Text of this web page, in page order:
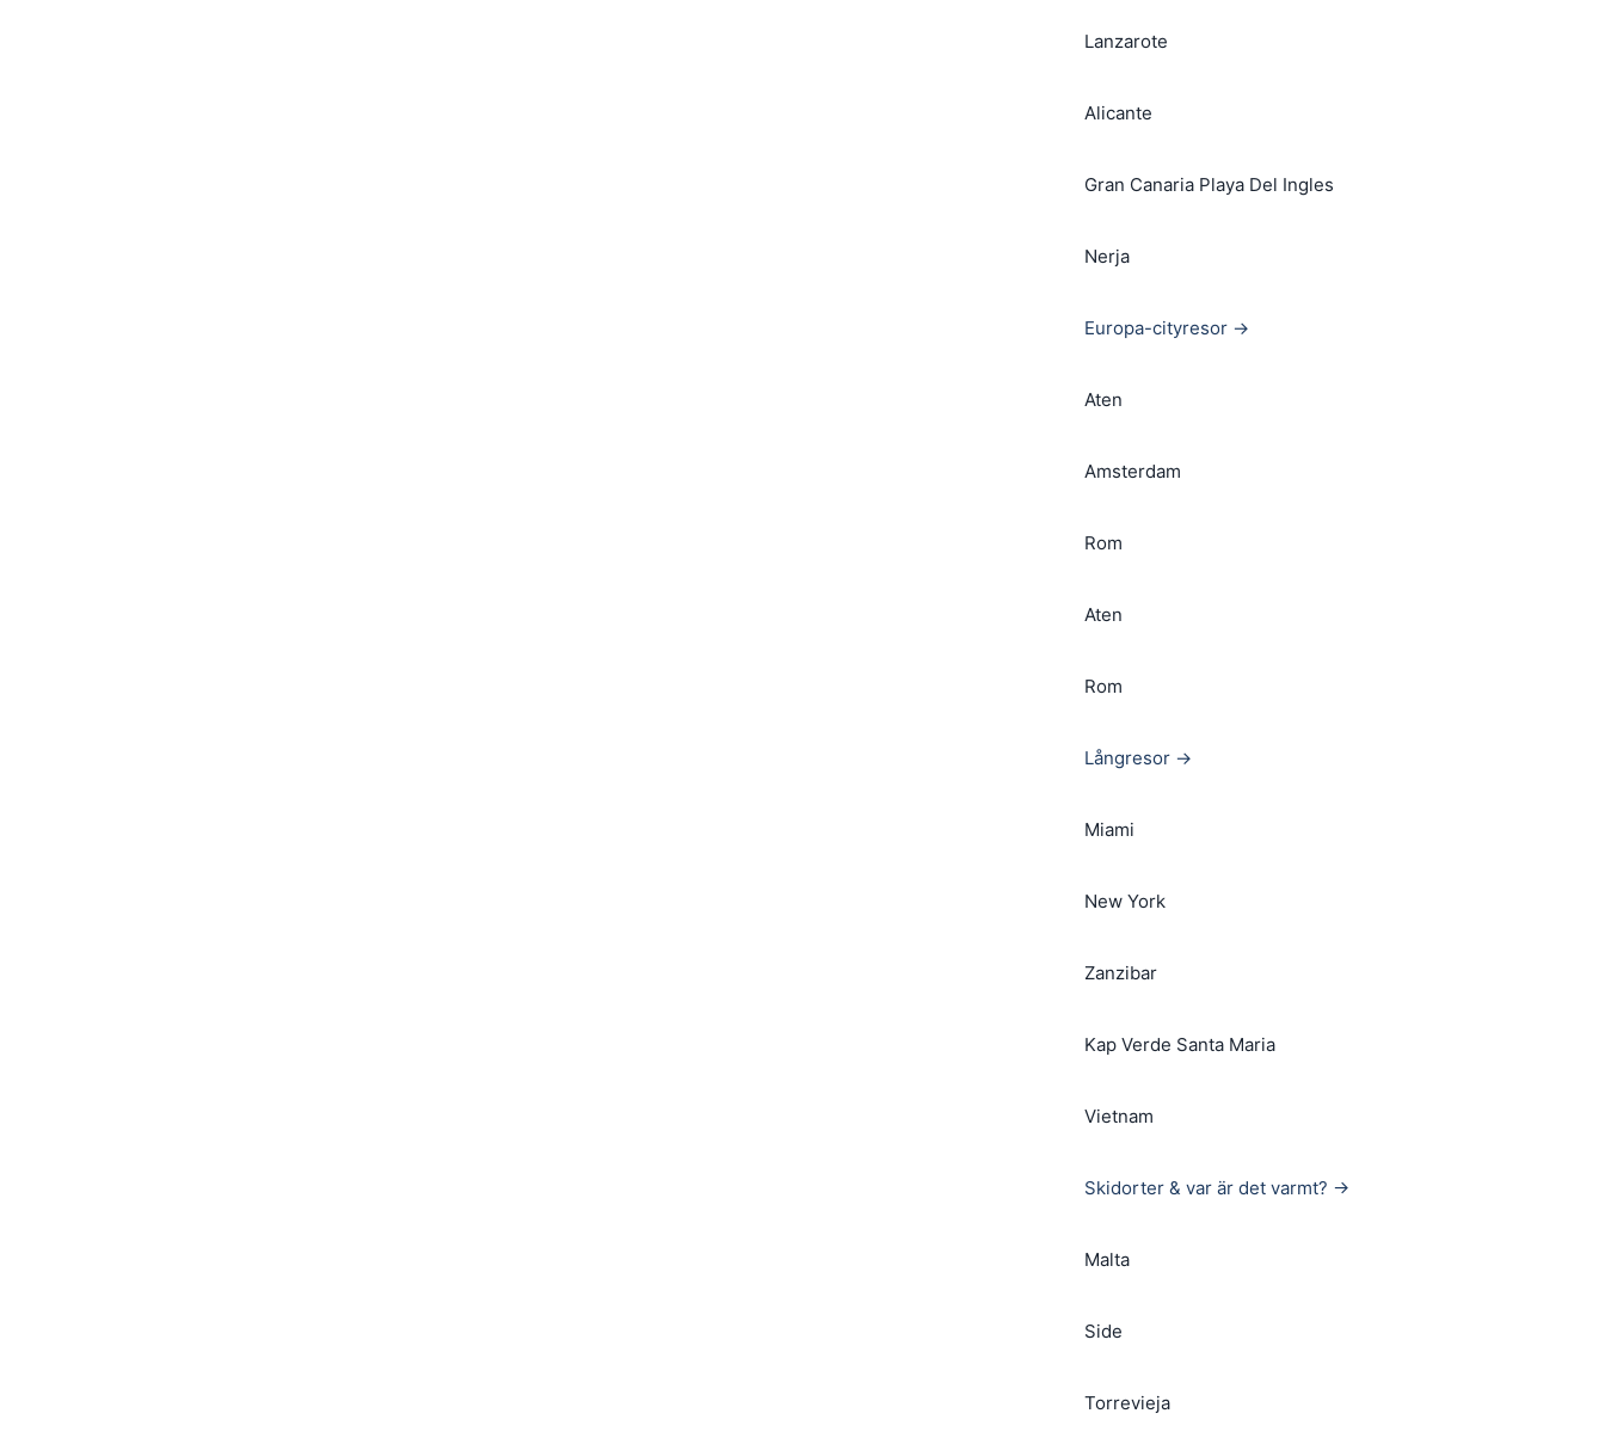
Lanzarote
Alicante
Gran Canaria Playa Del Ingles
Nerja
Europa-cityresor →
Aten
Amsterdam
Rom
Aten
Rom
Långresor →
Miami
New York
Zanzibar
Kap Verde Santa Maria
Vietnam
Skidorter & var är det varmt? →
Malta
Side
Torrevieja